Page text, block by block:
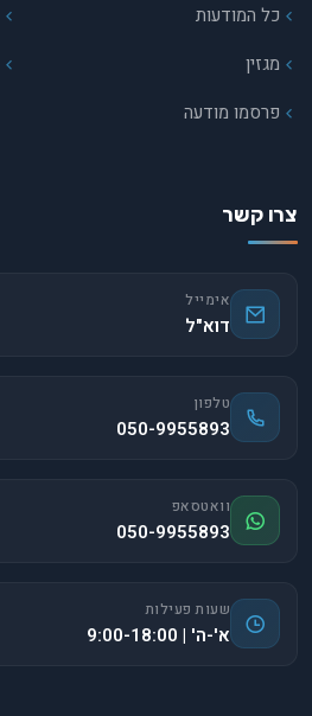
כל המודעות
מגזין
פרסמו מודעה
צרו קשר
אימייל
דוא"ל
טלפון
050-9955893
וואטסאפ
050-9955893
שעות פעילות
א'-ה' | 9:00-18:00